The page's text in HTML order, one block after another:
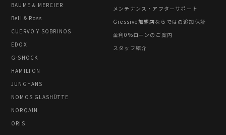
BAUME & MERCIER
Bell & Ross
CUERVO Y SOBRINOS
EDOX
G-SHOCK
HAMILTON
JUNGHANS
NOMOS GLASHÜTTE
NORQAIN
ORIS
メンテナンス・アフターサポート
Gressive加盟店ならではの追加保証
金利0%ローンのご案内
スタッフ紹介